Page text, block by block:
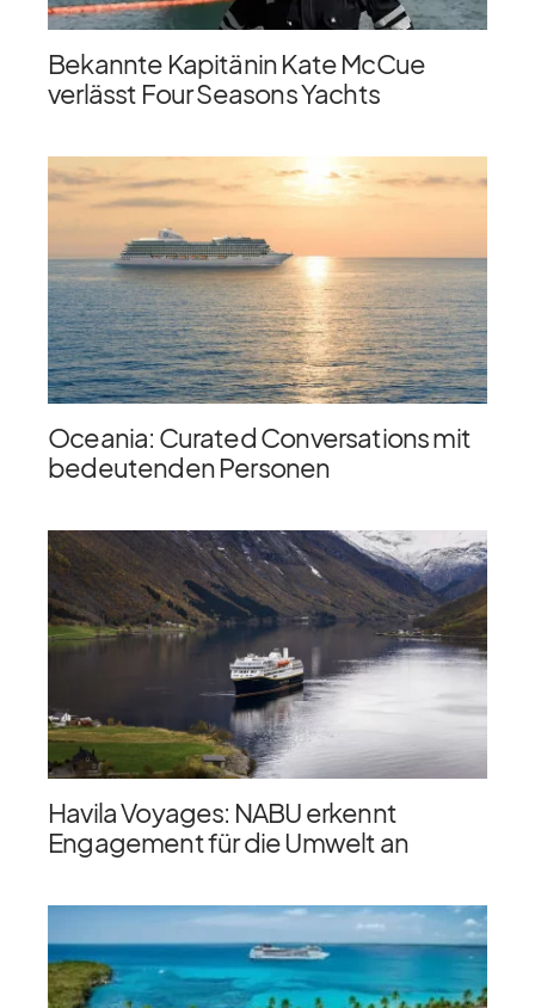
Bekannte Kapitänin Kate McCue
verlässt Four Seasons Yachts
Oceania: Curated Conversations mit
bedeutenden Personen
Havila Voyages: NABU erkennt
Engagement für die Umwelt an